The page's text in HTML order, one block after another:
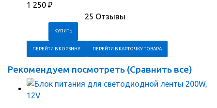
1 250 ₽
25 Отзывы
ПЕРЕЙТИ В КОРЗИНУ ПЕРЕЙТИ В КАРТОЧКУ ТОВАРА
Рекомендуем посмотреть (Сравнить все)